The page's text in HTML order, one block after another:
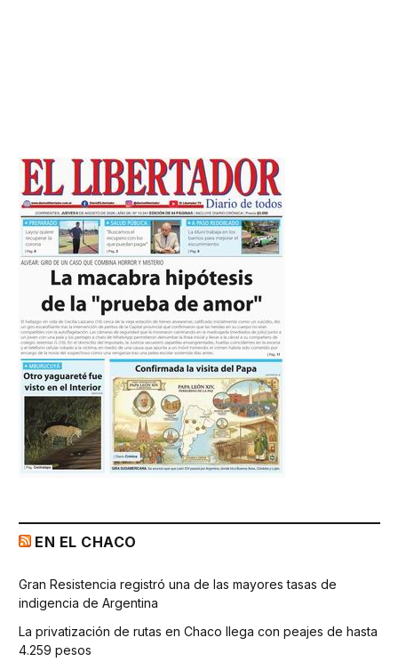
EN EL CHACO
Gran Resistencia registró una de las mayores tasas de
indigencia de Argentina
La privatización de rutas en Chaco llega con peajes de hasta
4.259 pesos